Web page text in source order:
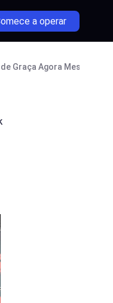
a operar
Graça Agora Mesmo